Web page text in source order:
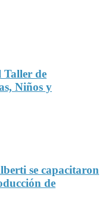
Taller de
Niños y
se capacitaron
de